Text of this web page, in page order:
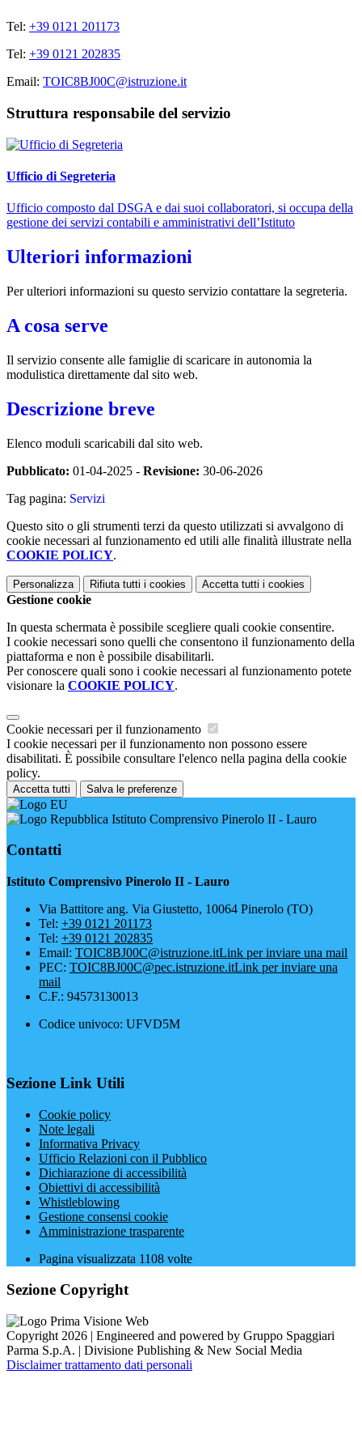
Tel: +39 0121 201173
Tel: +39 0121 202835
Email: TOIC8BJ00C@istruzione.it
Struttura responsabile del servizio
Ufficio di Segreteria
Ufficio composto dal DSGA e dai suoi collaboratori, si occupa della
gestione dei servizi contabili e amministrativi dell’Istituto
Ulteriori informazioni
Per ulteriori informazioni su questo servizio contattare la segreteria.
A cosa serve
Il servizio consente alle famiglie di scaricare in autonomia la
modulistica direttamente dal sito web.
Descrizione breve
Elenco moduli scaricabili dal sito web.
Pubblicato: 01-04-2025 - Revisione: 30-06-2026
Tag pagina: Servizi
Questo sito o gli strumenti terzi da questo utilizzati si avvalgono di
cookie necessari al funzionamento ed utili alle finalità illustrate nella
COOKIE POLICY.
Personalizza Rifiuta tutti i cookies Accetta tutti i cookies
Gestione cookie
In questa schermata è possibile scegliere quali cookie consentire.
I cookie necessari sono quelli che consentono il funzionamento della
piattaforma e non è possibile disabilitarli.
Per conoscere quali sono i cookie necessari al funzionamento potete
visionare la COOKIE POLICY.
Cookie necessari per il funzionamento
I cookie necessari per il funzionamento non possono essere
disabilitati. È possibile consultare l'elenco nella pagina della cookie
policy.
Accetta tutti Salva le preferenze
Istituto Comprensivo Pinerolo II - Lauro
Contatti
Istituto Comprensivo Pinerolo II - Lauro
Via Battitore ang. Via Giustetto, 10064 Pinerolo (TO)
Tel: +39 0121 201173
Tel: +39 0121 202835
Email: TOIC8BJ00C@istruzione.itLink per inviare una mail
PEC: TOIC8BJ00C@pec.istruzione.itLink per inviare una
mail
C.F.: 94573130013
Codice univoco: UFVD5M
Sezione Link Utili
Cookie policy
Note legali
Informativa Privacy
Ufficio Relazioni con il Pubblico
Dichiarazione di accessibilità
Obiettivi di accessibilità
Whistleblowing
Gestione consensi cookie
Amministrazione trasparente
Pagina visualizzata 1108 volte
Sezione Copyright
Copyright 2026 | Engineered and powered by Gruppo Spaggiari
Parma S.p.A. | Divisione Publishing & New Social Media
Disclaimer trattamento dati personali